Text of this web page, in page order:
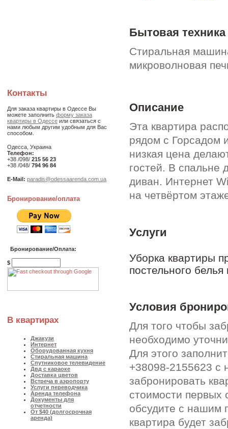
Контакты
Для заказа квартиры в Одессе Вы
можете заполнить форму заказа
квартиры в Одессе или связаться с
нами любым другим удобным для Вас
способом.
Одесса, Украина
Телефон:
+38 /098/ 215 56 23
+38 /048/ 794 96 84
E-Mail: paradis@odessaarenda.com.ua
Бронирование/оплата
Бронирование/Оплата:
$
В квартирах
Джакузи
Интернет
Оборудованная кухня
Стиральная машина
Спутниковое телевидение
Двд с караоке
Доставка цветов
Встреча в аэропорту
Услуги переводчика
Аренда телефона
Документы для
отчетности
От $40 (долгосрочная
аренда)
Бытовая техника
Стиральная
микроволновая
Описание
Эта квартира
рядом с Горсадом
низкая цена
гостей. В спальне
диван. Интернет
на четвёртом
Услуги
Уборка квартиры
постельного
Условия
Для того чтобы
необходимо
Для этого
+38098-2155623 с
забронировать
стоимости первых
обсудите с нашим
квартира будет